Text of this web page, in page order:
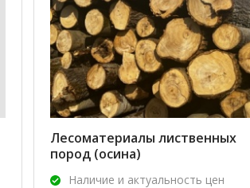
Лесоматериалы лиственных
пород (осина)
Наличие и актуальность цен